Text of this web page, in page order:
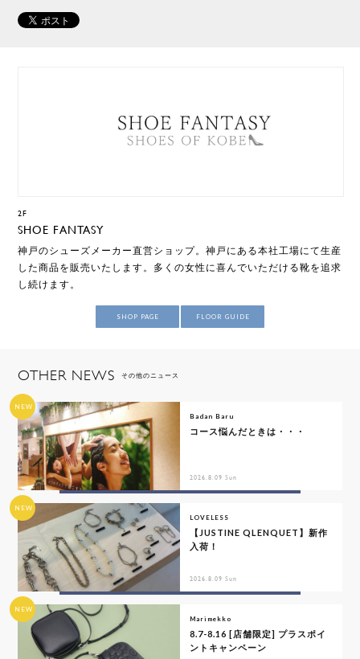
2F
SHOE FANTASY
神戸のシューズメーカー直営ショップ。神戸にある本社工場にて生産
した商品を販売いたします。多くの女性に喜んでいただける靴を追求
し続けます。
SHOP PAGE FLOOR GUIDE
OTHER NEWS その他のニュース
NEW
Badan Baru
コース悩んだときは・・・
2026.8.09 Sun
NEW
LOVELESS
【JUSTINE QLENQUET】新作
入荷！
2026.8.09 Sun
NEW
Marimekko
8.7-8.16 [店舗限定] プラスポイ
ントキャンペーン